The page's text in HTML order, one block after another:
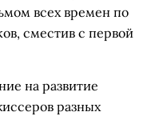
всех времен по
сместив с первой
на развитие
разных